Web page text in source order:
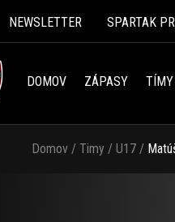
NEWSLETTER SPARTAK
DOMOV ZÁPASY TÍMY
Domov / Timy / U17 /